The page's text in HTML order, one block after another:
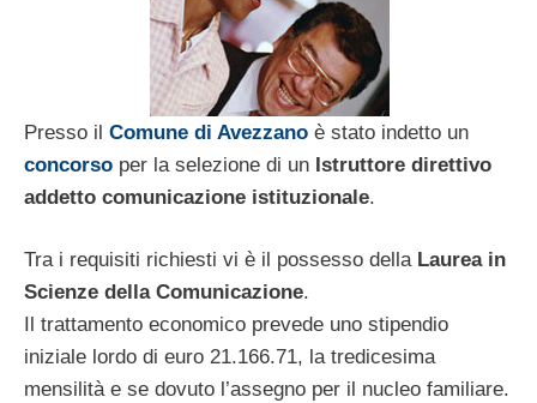
Presso il Comune di Avezzano è stato indetto un
concorso per la selezione di un Istruttore direttivo
addetto comunicazione istituzionale.
Tra i requisiti richiesti vi è il possesso della Laurea in
Scienze della Comunicazione.
Il trattamento economico prevede uno stipendio
iniziale lordo di euro 21.166.71, la tredicesima
mensilità e se dovuto l’assegno per il nucleo familiare.